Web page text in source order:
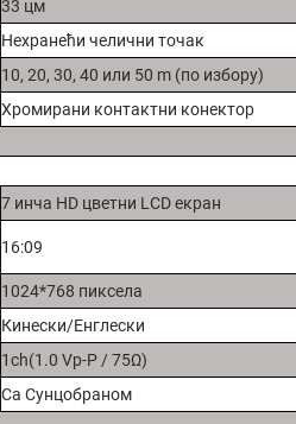
33 цм
Нехранећи челични точак
10, 20, 30, 40 или 50 m (по избору)
Хромирани контактни конектор
7 инча HD цветни LCD екран
16:09
1024*768 пиксела
Кинески/Енглески
1ch(1.0 Vp-P / 75Ω)
Са Сунцобраном